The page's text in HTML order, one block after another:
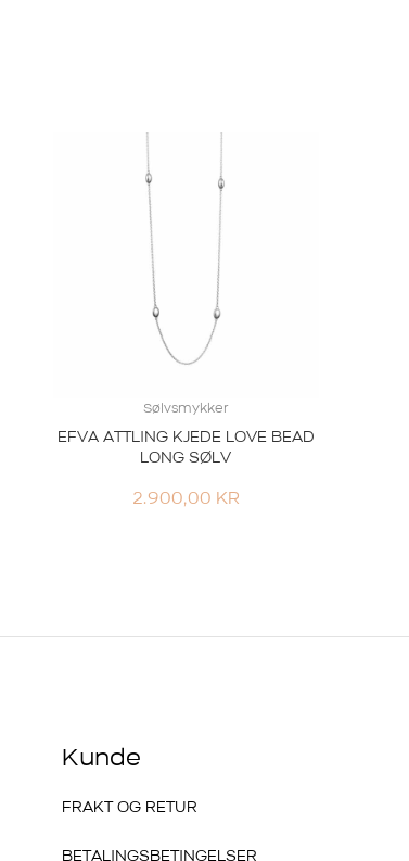
Sølvsmykker
EFVA ATTLING KJEDE LOVE BEAD
LONG SØLV
2.900,00 KR
Kunde
FRAKT OG RETUR
BETALINGSBETINGELSER